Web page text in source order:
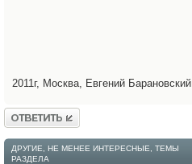
2011г, Москва, Евгений Барановский
Ответить
ДРУГИЕ, НЕ МЕНЕЕ ИНТЕРЕСНЫЕ, ТЕМЫ
РАЗДЕЛА